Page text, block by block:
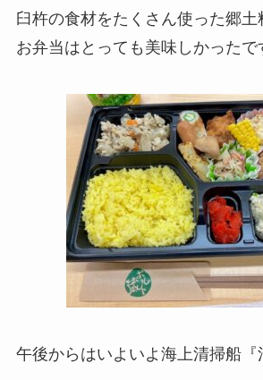
臼杵の食材をたくさん使った郷
お弁当はとっても美味しかった
午後からはいよいよ海上清掃船